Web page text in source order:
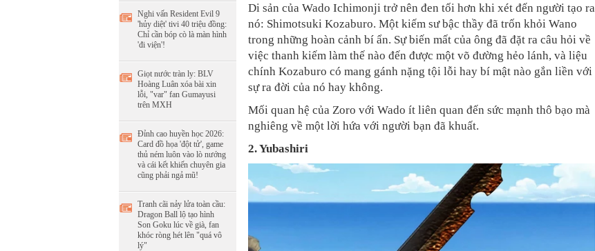
Nghi vấn Resident Evil 9
'hủy diệt' tivi 40 triệu đồng:
Chỉ cần bóp cò là màn hình
'đi viện'!
Giọt nước tràn ly: BLV
Hoàng Luân xóa bài xin
lỗi, "var" fan Gumayusi
trên MXH
Đỉnh cao huyền học 2026:
Card đồ họa 'đột tử', game
thủ ném luôn vào lò nướng
và cái kết khiến chuyên gia
cũng phải ngả mũ!
Tranh cãi nảy lửa toàn cầu:
Dragon Ball lộ tạo hình
Son Goku lúc về già, fan
khóc ròng hét lên "quá vô
lý"
Di sản của Wado Ichimonji trở nên đen tối hơn khi xét đến người tạo ra
nó: Shimotsuki Kozaburo. Một kiếm sư bậc thầy đã trốn khỏi Wano
trong những hoàn cảnh bí ẩn. Sự biến mất của ông đã đặt ra câu hỏi về
việc thanh kiếm làm thế nào đến được một võ đường hẻo lánh, và liệu
chính Kozaburo có mang gánh nặng tội lỗi hay bí mật nào gắn liền với
sự ra đời của nó hay không.
Mối quan hệ của Zoro với Wado ít liên quan đến sức mạnh thô bạo mà
nghiêng về một lời hứa với người bạn đã khuất.
2. Yubashiri